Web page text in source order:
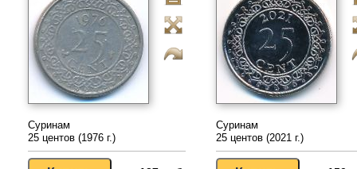
Суринам
25 центов (1976 г.)
Суринам
25 центов (2021 г.)